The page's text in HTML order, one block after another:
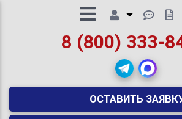
8 (800) 333-
ОСТАВИТЬ